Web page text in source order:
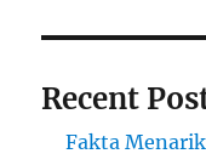
Recent
Fakta